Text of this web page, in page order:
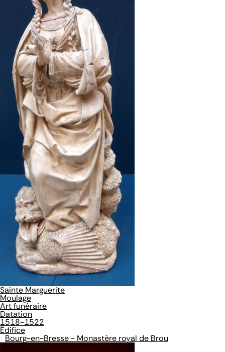
Sainte Marguerite
Moulage
Art funéraire
Datation
1518-1522
Édifice
Bourg-en-Bresse - Monastère royal de Brou